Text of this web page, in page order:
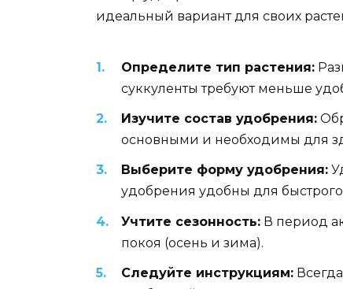
идеальный вариант для своих
Определите тип растения:
суккуленты требуют меньше
Изучите состав удобрения:
основными и необходимы для
Выберите форму удобрения:
удобрения удобны для
Учтите сезонность: В период
покоя (осень и зима).
Следуйте инструкциям: